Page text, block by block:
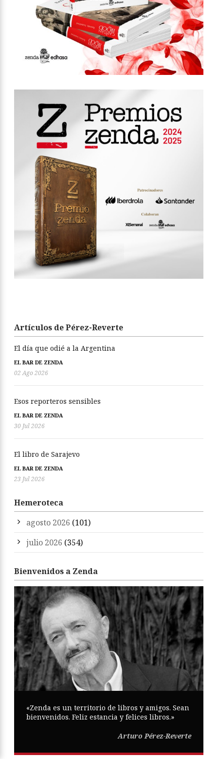
Artículos de Pérez-Reverte
El día que odié a la Argentina
EL BAR DE ZENDA
02 Ago 2026
Esos reporteros sensibles
EL BAR DE ZENDA
30 Jul 2026
El libro de Sarajevo
EL BAR DE ZENDA
23 Jul 2026
Hemeroteca
agosto 2026 (101)
julio 2026 (354)
Bienvenidos a Zenda
«Zenda es un territorio de libros y amigos. Sean
bienvenidos. Feliz estancia y felices libros.»
Arturo Pérez-Reverte